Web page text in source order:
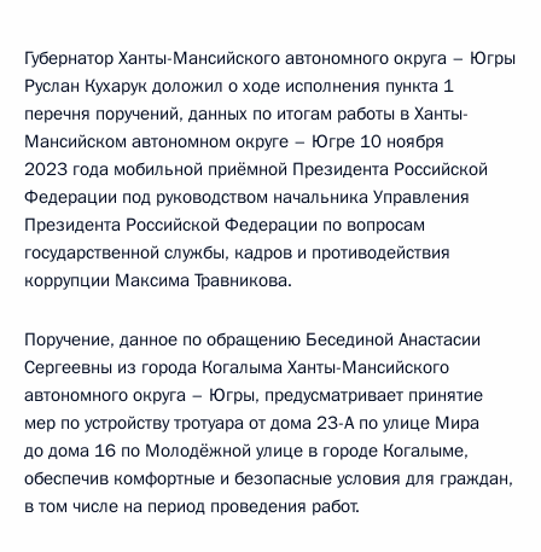
Губернатор Ханты-Мансийского автономного округа – Югры
Руслан Кухарук доложил о ходе исполнения пункта 1
перечня поручений, данных по итогам работы в Ханты-
Мансийском автономном округе – Югре 10 ноября
2023 года мобильной приёмной Президента Российской
Федерации под руководством начальника Управления
Президента Российской Федерации по вопросам
государственной службы, кадров и противодействия
коррупции Максима Травникова.
Поручение, данное по обращению Бесединой Анастасии
Сергеевны из города Когалыма Ханты-Мансийского
автономного округа – Югры, предусматривает принятие
мер по устройству тротуара от дома 23-А по улице Мира
до дома 16 по Молодёжной улице в городе Когалыме,
обеспечив комфортные и безопасные условия для граждан,
в том числе на период проведения работ.